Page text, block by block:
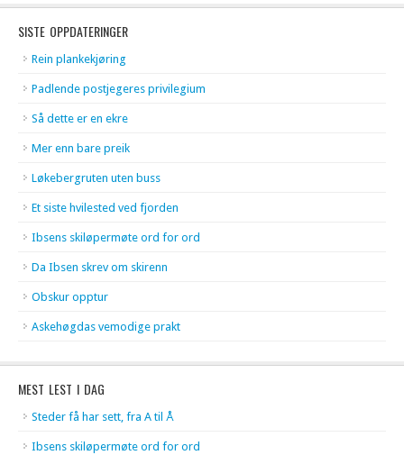
SISTE OPPDATERINGER
Rein plankekjøring
Padlende postjegeres privilegium
Så dette er en ekre
Mer enn bare preik
Løkebergruten uten buss
Et siste hvilested ved fjorden
Ibsens skiløpermøte ord for ord
Da Ibsen skrev om skirenn
Obskur opptur
Askehøgdas vemodige prakt
MEST LEST I DAG
Steder få har sett, fra A til Å
Ibsens skiløpermøte ord for ord